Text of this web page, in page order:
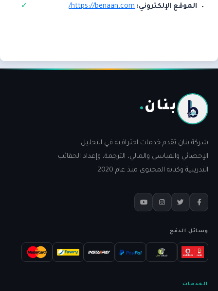
الموقع الإلكتروني: https://benaan.com/
بنان.
شركة بنان تقدم خدمات احترافية في التحليل
الإحصائي والقياسي والمالي، الترجمة، وإعداد الحقائب
التدريبية وكتابة المحتوى منذ عام 2020.
وسائل الدفع
الخدمات